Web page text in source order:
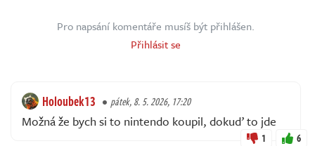
Pro napsání komentáře musíš být přihlášen.
Přihlásit se
Holoubek13 pátek, 8. 5. 2026, 17:20
Možná že bych si to nintendo koupil, dokuď to jde
1 6